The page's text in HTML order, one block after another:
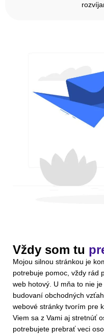
Vždy som tu
Mojou silnou stránkou je
potrebuje pomoc, vždy rád
web hotový. U mňa to nie
budovaní obchodných
webové stránky tvorím pre
Viem sa z Vami aj stretnúť
potrebujete prebrať veci